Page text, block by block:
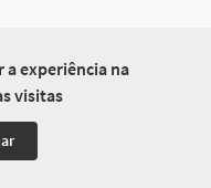
experiência na
visitas